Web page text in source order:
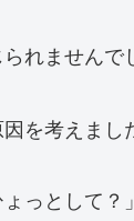
れませんで
を考えまし
っとして？